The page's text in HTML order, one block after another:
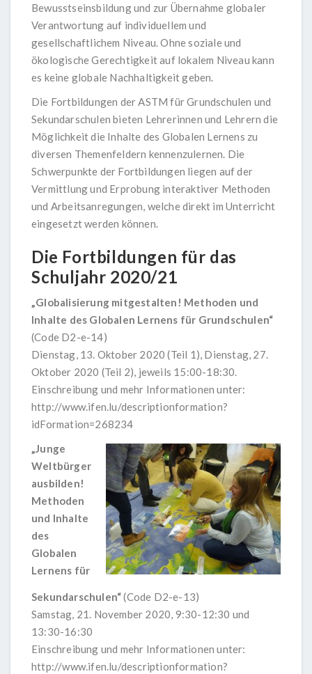
Bewusstseinsbildung und zur Übernahme globaler
Verantwortung auf individuellem und
gesellschaftlichem Niveau. Ohne soziale und
ökologische Gerechtigkeit auf lokalem Niveau kann
es keine globale Nachhaltigkeit geben.
Die Fortbildungen der ASTM für Grundschulen und
Sekundarschulen bieten Lehrerinnen und Lehrern die
Möglichkeit die Inhalte des Globalen Lernens zu
diversen Themenfeldern kennenzulernen. Die
Schwerpunkte der Fortbildungen liegen auf der
Vermittlung und Erprobung interaktiver Methoden
und Arbeitsanregungen, welche direkt im Unterricht
eingesetzt werden können.
Die Fortbildungen für das
Schuljahr 2020/21
„Globalisierung mitgestalten! Methoden und
Inhalte des Globalen Lernens für Grundschulen“
(Code D2-e-14)
Dienstag, 13. Oktober 2020 (Teil 1), Dienstag, 27.
Oktober 2020 (Teil 2), jeweils 15:00-18:30.
Einschreibung und mehr Informationen unter:
http://www.ifen.lu/descriptionformation?
idFormation=268234
„Junge
Weltbürger
ausbilden!
Methoden
und Inhalte
des
Globalen
Lernens für
Sekundarschulen“(Code D2-e-13)
Samstag, 21. November 2020, 9:30-12:30 und
13:30-16:30
Einschreibung und mehr Informationen unter:
http://www.ifen.lu/descriptionformation?